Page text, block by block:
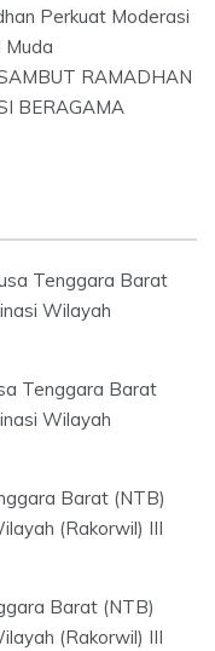
Perkuat Moderasi
Muda
RAMADHAN
BERAGAMA
Tenggara Barat
Wilayah
Tenggara Barat
Wilayah
Barat (NTB)
(Rakorwil) III
Barat (NTB)
(Rakorwil) III